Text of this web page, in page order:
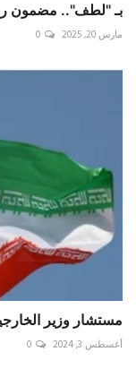
بـ "لطف".. مضمون
مارس 20, 2025 0
‏مستشار وزير
أغسطس 3, 2024 0